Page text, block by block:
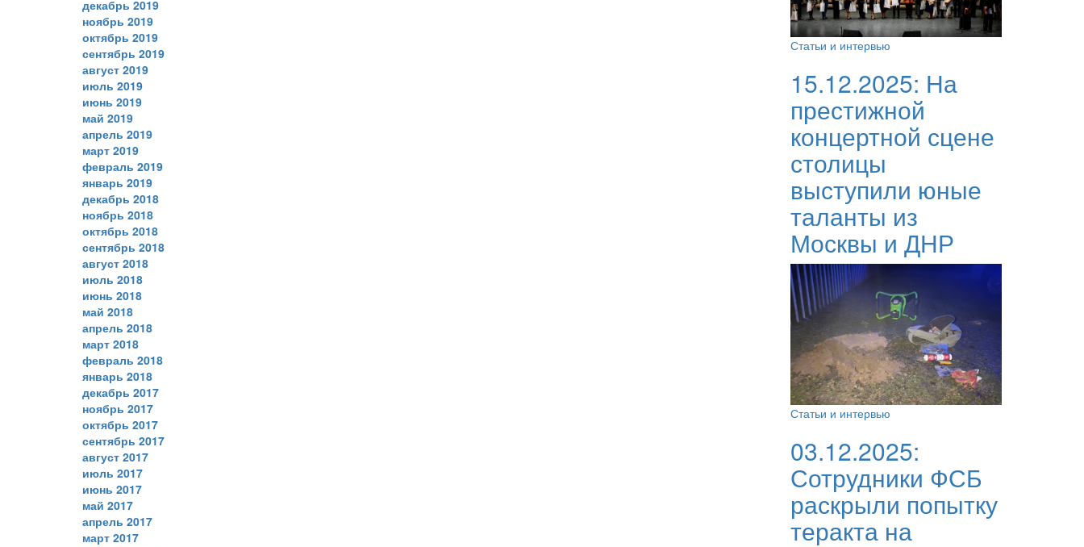
декабрь 2019
ноябрь 2019
октябрь 2019
сентябрь 2019
август 2019
июль 2019
июнь 2019
май 2019
апрель 2019
март 2019
февраль 2019
январь 2019
декабрь 2018
ноябрь 2018
октябрь 2018
сентябрь 2018
август 2018
июль 2018
июнь 2018
май 2018
апрель 2018
март 2018
февраль 2018
январь 2018
декабрь 2017
ноябрь 2017
октябрь 2017
сентябрь 2017
август 2017
июль 2017
июнь 2017
май 2017
апрель 2017
март 2017
Статьи и интервью
15.12.2025: На
престижной
концертной сцене
столицы
выступили юные
таланты из
Москвы и ДНР
Статьи и интервью
03.12.2025:
Сотрудники ФСБ
раскрыли попытку
теракта на